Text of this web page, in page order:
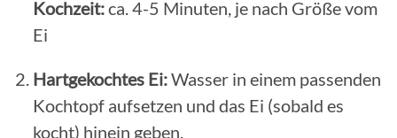
Kochzeit:ca. 4-5 Minuten, je nach Größe vom
Ei
Hartgekochtes Ei:Wasser in einem passenden
Kochtopf aufsetzen und das Ei (sobald es
kocht) hinein geben.